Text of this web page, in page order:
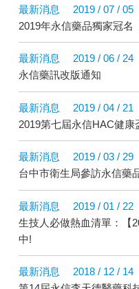
最新消息
2019 / 07 / 05
2019年永信藥品獨家冠名
最新消息
2019 / 06 / 24
永信藥訊改版通知
最新消息
2019 / 04 / 21
2019第七屆永信HAC健康
最新消息
2019 / 03 / 29
台中市衛生局參訪永信藥
最新消息
2019 / 01 / 22
生技人必做熱血清單：【
中!
最新消息
2018 / 12 / 14